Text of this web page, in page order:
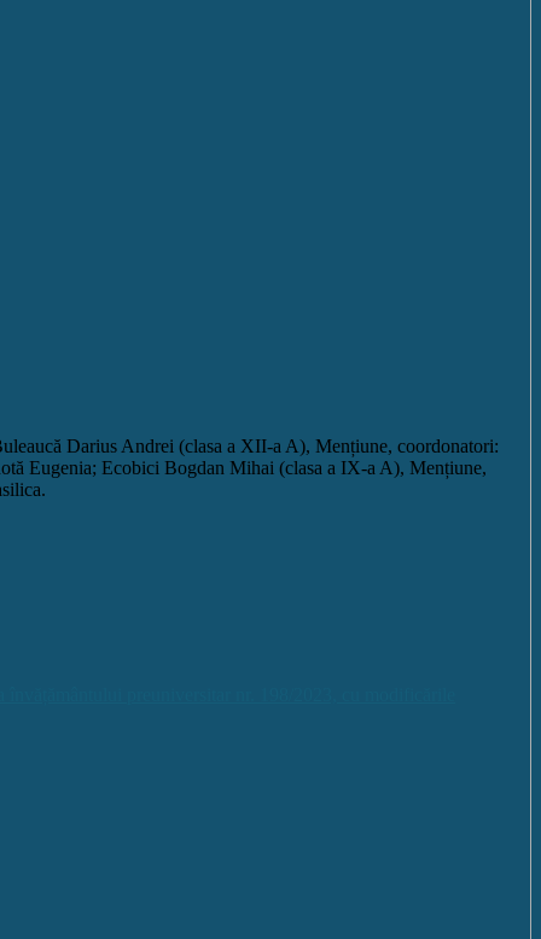
Darius Andrei (clasa a XII-a A), Mențiune, coordonatori:
Eugenia; Ecobici Bogdan Mihai (clasa a IX-a A), Mențiune,